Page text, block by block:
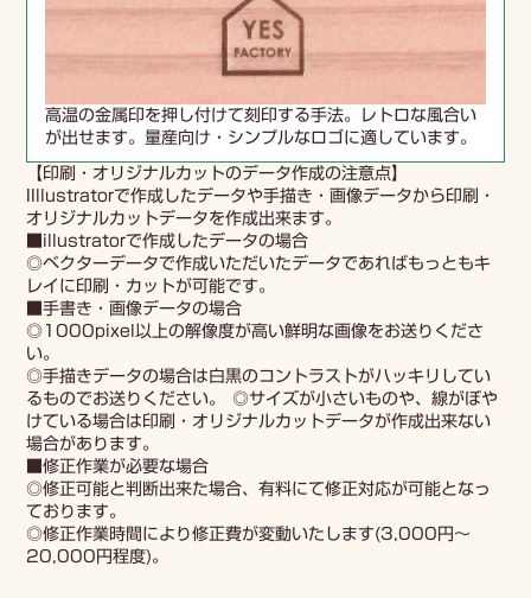
高温の金属印を押し付けて刻印する手法。レトロな風合い
が出せます。量産向け・シンプルなロゴに適しています。
【印刷・オリジナルカットのデータ作成の注意点】
IIllustratorで作成したデータや手描き・画像データから印刷・
オリジナルカットデータを作成出来ます。
■illustratorで作成したデータの場合
◎ベクターデータで作成いただいたデータであればもっともキ
レイに印刷・カットが可能です。
■手書き・画像データの場合
◎1000pixel以上の解像度が高い鮮明な画像をお送りくださ
い。
◎手描きデータの場合は白黒のコントラストがハッキリしてい
るものでお送りください。 ◎サイズが小さいものや、線がぼや
けている場合は印刷・オリジナルカットデータが作成出来ない
場合があります。
■修正作業が必要な場合
◎修正可能と判断出来た場合、有料にて修正対応が可能となっ
ております。
◎修正作業時間により修正費が変動いたします(3,000円～
20,000円程度)。